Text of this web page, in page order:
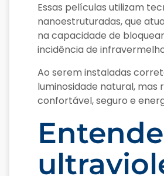
Essas películas utilizam
nanoestruturadas, que
na capacidade de
incidência de
Ao serem instaladas
luminosidade natural, mas
confortável, seguro e